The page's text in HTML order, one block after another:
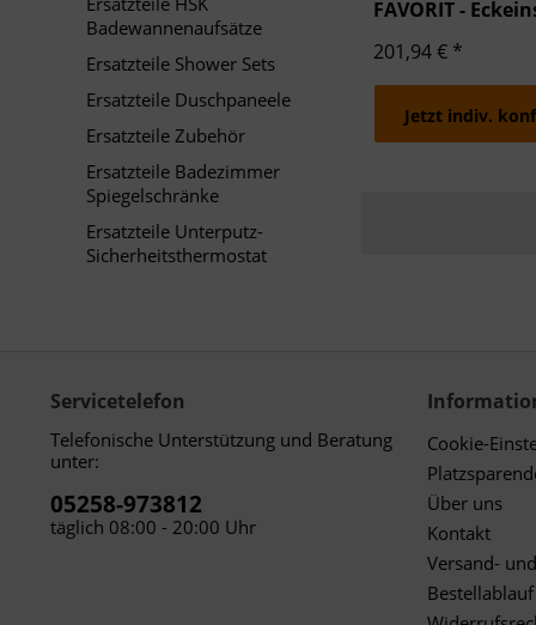
Badewannenaufsätze
Ersatzteile Shower Sets
Ersatzteile Duschpaneele
Ersatzteile Zubehör
Ersatzteile Badezimmer
Spiegelschränke
Ersatzteile Unterputz-
Sicherheitsthermostat
FAVORIT -
201,94 € *
Jetzt indiv.
Servicetelefon
Telefonische Unterstützung und Beratung
unter:
05258-973812
täglich 08:00 - 20:00 Uhr
Cookie-
Über uns
Kontakt
Versand-
Bestellablauf